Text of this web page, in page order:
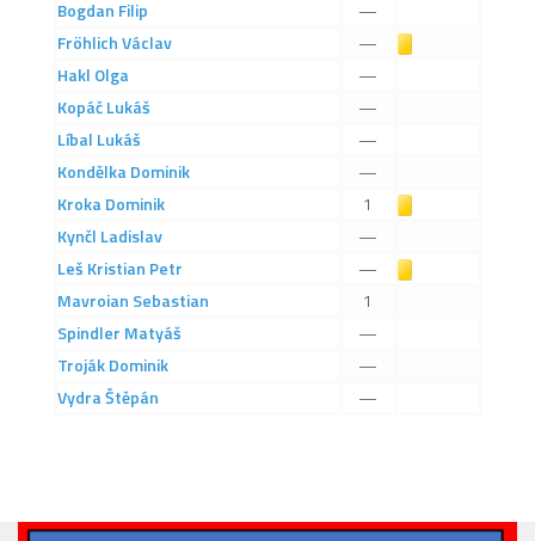
2019/20
2018/19
2017/18
2015/16
2016/17
Vzkazy
Zápasy MB 2026/27
Hráči
Zápasy MB 2025/26
Bogdan Filip
—
FröhlichVáclav —
Hakl Olga
—
Kopáč Lukáš
—
Líbal Lukáš
—
Kondělka Dominik
—
Kroka Dominik 1
Kynčl Ladislav
—
Leš Kristian Petr —
Mavroian Sebastian
1
Spindler Matyáš
—
Troják Dominik
—
VydraŠtěpán —